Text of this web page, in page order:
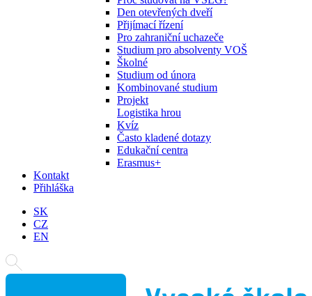
Den otevřených dveří
Přijímací řízení
Pro zahraniční uchazeče
Studium pro absolventy VOŠ
Školné
Studium od února
Kombinované studium
Projekt
Logistika hrou
Kvíz
Často kladené dotazy
Edukační centra
Erasmus+
Kontakt
Přihláška
SK
CZ
EN